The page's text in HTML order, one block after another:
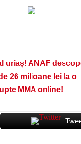
uriaș! ANAF
26 milioane lei la o
MMA online!